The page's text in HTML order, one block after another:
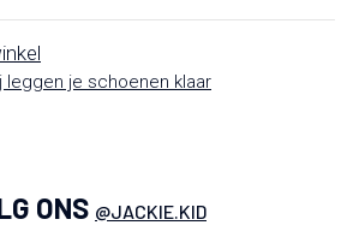
leggen je schoenen klaar
ONS @JACKIE.KID